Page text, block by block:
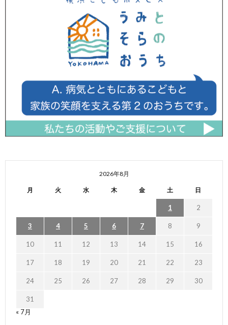
2026年8月
月 火 水 木 金 土 日
1 2
3 4 5 6 7 8 9
10 11 12 13 14 15 16
17 18 19 20 21 22 23
24 25 26 27 28 29 30
31
« 7月